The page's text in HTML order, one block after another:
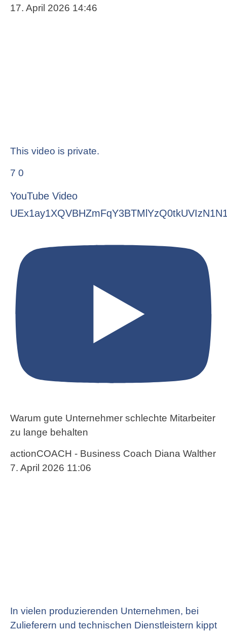
17. April 2026 14:46
This video is private.
7 0
YouTube Video
Warum gute Unternehmer schlechte Mitarbeiter
zu lange behalten
actionCOACH - Business Coach Diana Walther
7. April 2026 11:06
In vielen produzierenden Unternehmen, bei
Zulieferern und technischen Dienstleistern kippt